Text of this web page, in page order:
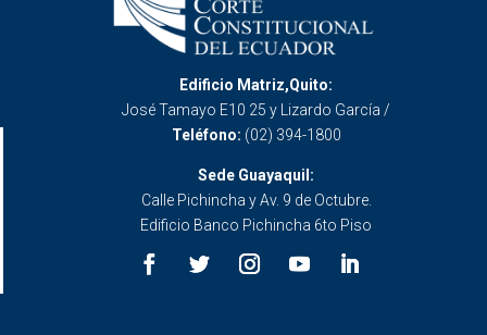
Edificio Matriz,Quito:
José Tamayo E10 25 y Lizardo García /
Teléfono: (02) 394-1800
Sede Guayaquil:
Calle Pichincha y Av. 9 de Octubre.
Edificio Banco Pichincha 6to Piso